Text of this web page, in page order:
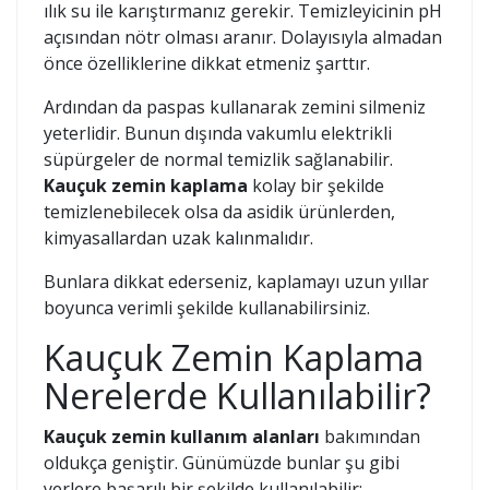
ılık su ile karıştırmanız gerekir. Temizleyicinin pH
açısından nötr olması aranır. Dolayısıyla almadan
önce özelliklerine dikkat etmeniz şarttır.
Ardından da paspas kullanarak zemini silmeniz
yeterlidir. Bunun dışında vakumlu elektrikli
süpürgeler de normal temizlik sağlanabilir.
Kauçuk zemin kaplama kolay bir şekilde
temizlenebilecek olsa da asidik ürünlerden,
kimyasallardan uzak kalınmalıdır.
Bunlara dikkat ederseniz, kaplamayı uzun yıllar
boyunca verimli şekilde kullanabilirsiniz.
Kauçuk Zemin Kaplama
Nerelerde Kullanılabilir?
Kauçuk zemin kullanım alanları bakımından
oldukça geniştir. Günümüzde bunlar şu gibi